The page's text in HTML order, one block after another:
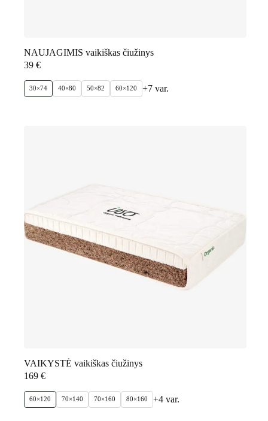
NAUJAGIMIS vaikiškas čiužinys
39 €
30×74 40×80 50×82 60×120 +7 var.
VAIKYSTĖ vaikiškas čiužinys
169 €
60×120 70×140 70×160 80×160 +4 var.